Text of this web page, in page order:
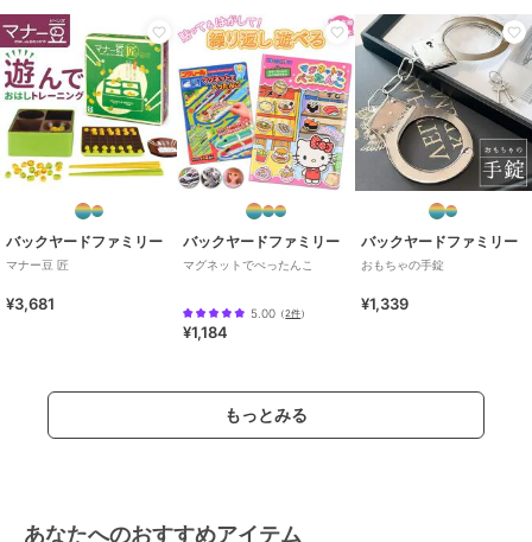
バックヤードファミリー
マナー豆 匠
¥3,681
バックヤードファミリー
マグネットでぺったんこ
5.00 （2件）
¥1,184
バックヤードファミリー
おもちゃの手錠
¥1,339
もっとみる
あなたへのおすすめアイテム